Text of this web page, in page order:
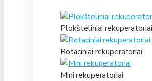
Plokšteliniai rekuperatoriai
Rotaciniai rekuperatoriai
Mini rekuperatoriai